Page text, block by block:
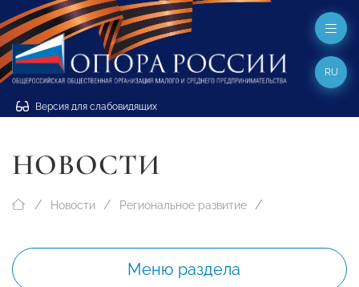
Версия для слабовидящих
RU
НОВОСТИ
Новости Региональное развитие
Меню раздела